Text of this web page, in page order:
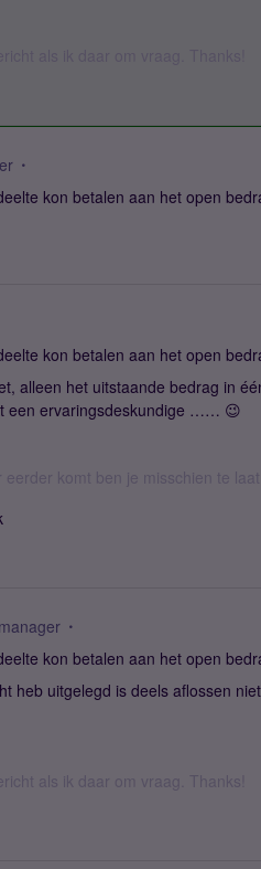
kon betalen aan het open
kon betalen aan het open
alleen het uitstaande bedrag in
een ervaringsdeskundige …… 😉
komt ben je misschien te laat!
kon betalen aan het open
heb uitgelegd is deels aflossen
als ik daar om vraag. Thanks!